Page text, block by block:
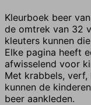
Kleurboek beer
de omtrek van 32
kleuters kunnen
Elke pagina heeft
afwisselend voor
Met krabbels,
kunnen de
beer aankleden.